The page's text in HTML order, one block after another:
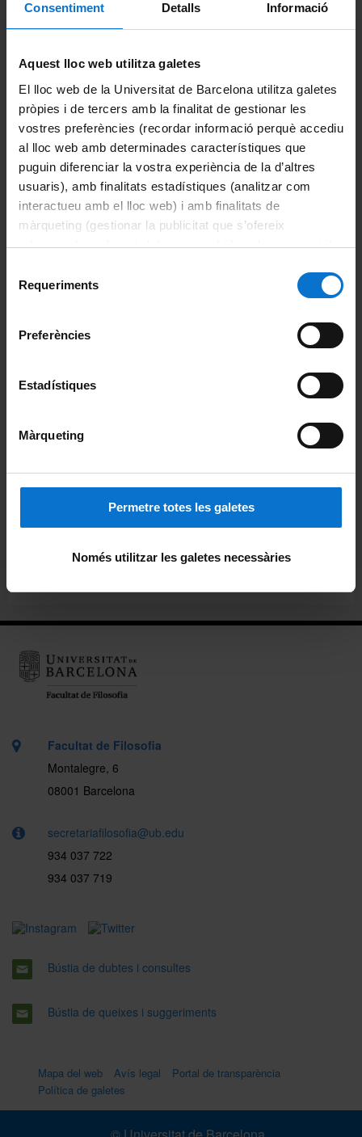
Consentiment Detalls Informació
Aquest lloc web utilitza galetes
El lloc web de la Universitat de Barcelona utilitza galetes
pròpies i de tercers amb la finalitat de gestionar les
vostres preferències (recordar informació perquè accediu
al lloc web amb determinades característiques que
puguin diferenciar la vostra experiència de la d’altres
usuaris), amb finalitats estadístiques (analitzar com
interactueu amb el lloc web) i amb finalitats de
màrqueting (gestionar la publicitat que s’ofereix
adequant-la en funció dels vostres hàbits de navegació).
consultar laPolítica de galetes del lloc web de la
Requeriments
Preferències
Estadístiques
Màrqueting
Permetre totes les galetes
Només utilitzar les galetes necessàries
La Facultat
Coneix la facultat
Organització i estructura
Sistema de qualitat
Activitat de la facultat
Acte de graduació
Actualitat
Pòdcast ἀκουστικός (akoustikós)
Beques de col·laboració
Carnet pels alumnes i personal de la Facultat
Facultat de Filosofia
Montalegre, 6
08001 Barcelona
secretariafilosofia@ub.edu
934 037 722
934 037 719
Bústia de dubtes i consultes
Bústia de queixes i suggeriments
Mapa del web Avís legal
Portal de transparència
Política de galetes